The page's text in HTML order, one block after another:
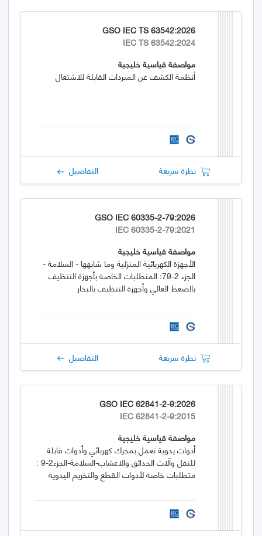
GSO IEC TS 63542:2026
IEC TS 63542:2024
مواصفة قياسية خليجية
أنظمة الكشف عن المبردات القابلة للاشتعال
نظرة سريعة التفاصيل
GSO IEC 60335-2-79:2026
IEC 60335-2-79:2021
مواصفة قياسية خليجية
الأجهزة الكهربائية المنزلية وما شابهها - السلامة -
الجزء 2-79: المتطلبات الخاصة بأجهزة التنظيف
بالضغط العالي وأجهزة التنظيف بالبخار
نظرة سريعة التفاصيل
GSO IEC 62841-2-9:2026
IEC 62841-2-9:2015
مواصفة قياسية خليجية
أدوات يدوية تعمل بمحرك كهربائي وأدوات قابلة
للنقل وآلات الحدائق والاعشاب-السلامة-الجزء2-9 :
متطلبات خاصة لأدوات القطع والتخريم اليدوية